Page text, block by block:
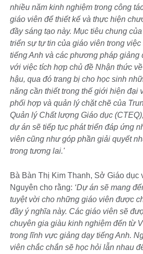
nhiều năm kinh nghiệm trong công
giáo viên để thiết kế và thực hiện
đầy sáng tạo này. Mục tiêu chung
triển sự tự tin của giáo viên trong
tiếng Anh và các phương pháp giảng
với việc tích hợp chủ đề Nhận thức
hậu, qua đó trang bị cho học sinh
năng cần thiết trong thế giới hiện đại
phối hợp và quản lý chặt chẽ của
Quản lý Chất lượng Giáo dục
dự án sẽ tiếp tục phát triển đáp ứng
viên cũng như góp phần giải quyết
trong tương lai.'
Bà Bàn Thị Kim Thanh, Sở Giáo dục
Nguyên cho rằng: ‘Dự án sẽ mang
tuyệt vời cho những giáo viên được
đầy ý nghĩa này. Các giáo viên sẽ
chuyên gia giàu kinh nghiệm đến từ
trong lĩnh vực giảng dạy tiếng Anh.
viên chắc chắn sẽ học hỏi lẫn nhau